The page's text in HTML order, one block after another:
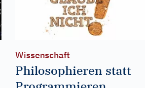
Wissenschaft
Philosophieren statt